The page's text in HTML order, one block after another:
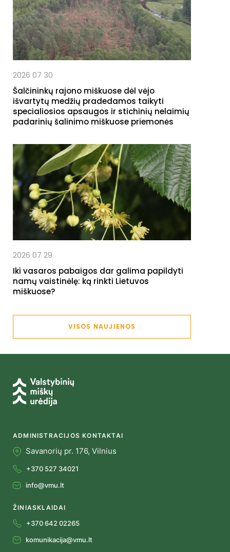
2026 07 30
Šalčininkų rajono miškuose dėl vėjo
išvartytų medžių pradedamos taikyti
specialiosios apsaugos ir stichinių nelaimių
padarinių šalinimo miškuose priemonės
2026 07 29
Iki vasaros pabaigos dar galima papildyti
namų vaistinėlę: ką rinkti Lietuvos
miškuose?
VISOS NAUJIENOS
ADMINISTRACIJOS KONTAKTAI
Savanorių pr. 176, Vilnius
+370 527 34021
info@vmu.lt
ŽINIASKLAIDAI
+370 642 02265
komunikacija@vmu.lt